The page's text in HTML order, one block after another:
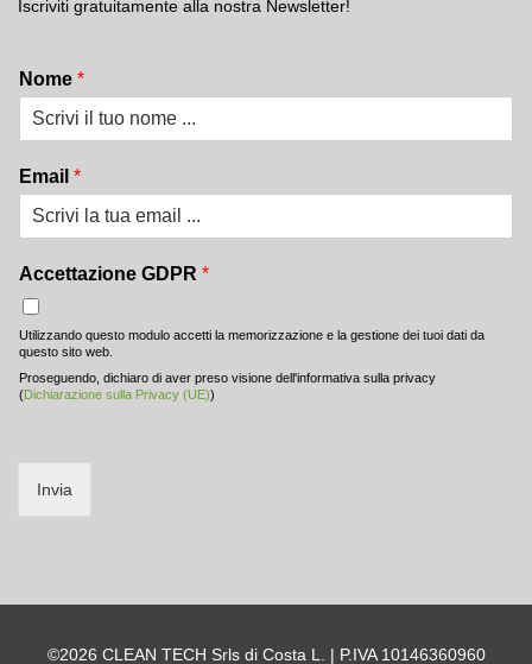
Iscriviti gratuitamente alla nostra Newsletter!
Nome *
Email *
Accettazione GDPR *
Utilizzando questo modulo accetti la memorizzazione e la gestione dei tuoi dati da
questo sito web.
Proseguendo, dichiaro di aver preso visione dell'informativa sulla privacy
(Dichiarazione sulla Privacy (UE))
Invia
©2026 CLEAN TECH Srls di Costa L. | P.IVA 10146360960